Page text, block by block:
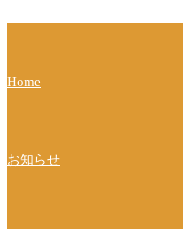
Home
お知らせ